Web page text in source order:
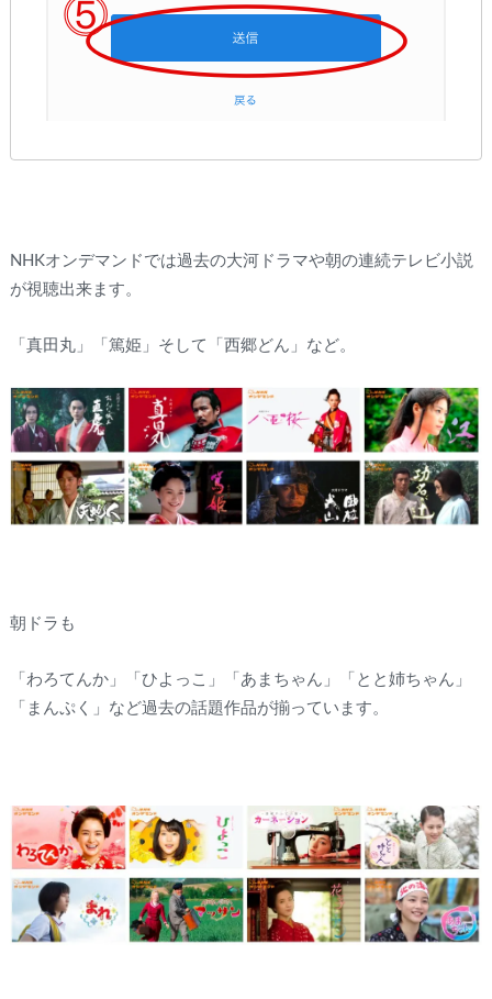
NHKオンデマンドでは過去の大河ドラマや朝の連続テレビ小説
が視聴出来ます。
「真田丸」「篤姫」そして「西郷どん」など。
朝ドラも
「わろてんか」「ひよっこ」「あまちゃん」「とと姉ちゃん」
「まんぷく」など過去の話題作品が揃っています。